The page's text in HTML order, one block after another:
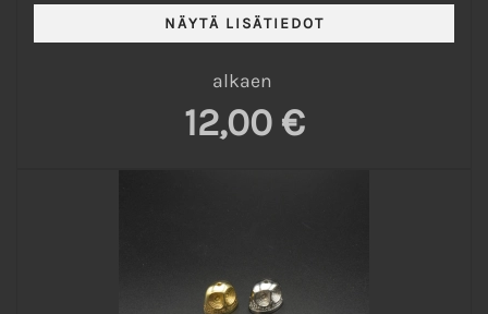
alkaen
12,00 €